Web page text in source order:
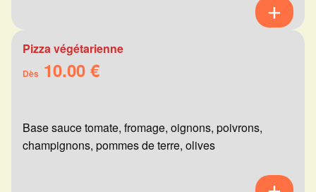
Pizza végétarienne
Dès 10.00 €
Base sauce tomate, fromage, oignons, poivrons,
champignons, pommes de terre, olives